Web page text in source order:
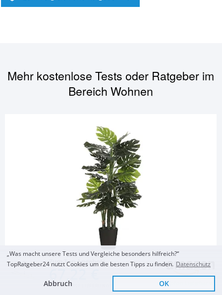
Zum Top Angebot
KOSTENLOSE LIEFERUNG Sofort Lieferbar
Mehr kostenlose Tests oder Ratgeber im
BereichWohnen
WOHNEN
Monstera Kunstpflanze
„Was macht unsere Tests und Vergleiche besonders hilfreich?“
TopRatgeber24 nutzt Cookies um die besten Tipps zu finden. Datenschutz
Abbruch OK